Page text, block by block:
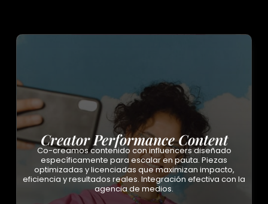
Creator Performance Content
Co-creamos contenido con influencers diseñado
específicamente para escalar en pauta. Piezas
optimizadas y licenciadas que maximizan impacto,
eficiencia y resultados reales. Integración efectiva con la
agencia de medios.